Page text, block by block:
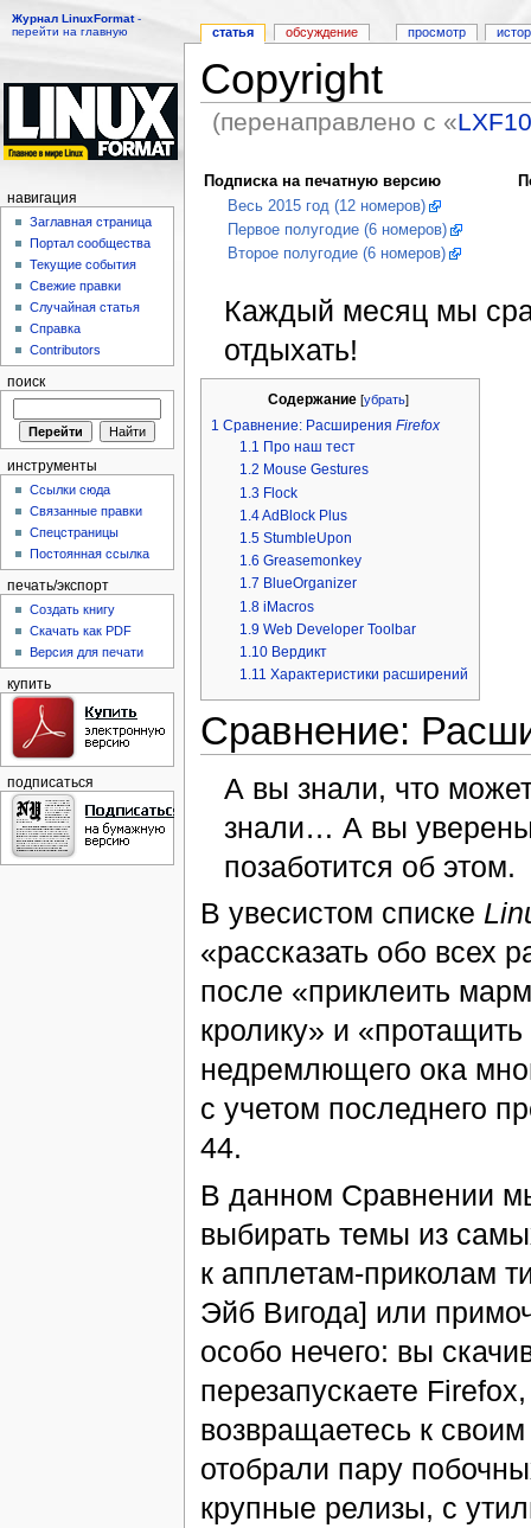
Журнал LinuxFormat-
перейти на главную
Соруright
(перенаправлено с «
Подписка на печатную версию
Весь 2015 год (12 номеров)
Первое полугодие (6 номеров)
Второе полугодие (6 номеров)
Каждый месяц мы
отдыхать!
Содержание[убрать]
1 Сравнение: Расширения Firefox
1.1 Про наш тест
1.2 Mouse Gestures
1.3 Flock
1.4AdBlock Plus
1.5 StumbleUpon
1.6 Greasemonkey
1.7 BlueOrganizer
1.8 iMacros
1.9 Web Developer Toolbar
1.10 Вердикт
1.11 Характеристики расширений
Сравнение:
А вы знали, что
знали… А вы
позаботится об этом.
В увесистом списке
«рассказать обо всех
после «приклеить
кролику» и
недремлющего ока
с учетом последнего
44.
В данном Сравнении
выбирать темы из
к апплетам-приколам
Эйб Вигода] или
особо нечего: вы
перезапускаете
возвращаетесь к
отобрали пару
крупные релизы, с
статья обсуждение просмотр
навигация
Заглавная страница
Портал сообщества
Текущие события
Свежие правки
Случайная статья
Справка
Contributors
поиск
инструменты
Ссылки сюда
Связанные правки
Спецстраницы
Постоянная ссылка
печать/экспорт
Создать книгу
Скачать как PDF
Версия для печати
купить
подписаться